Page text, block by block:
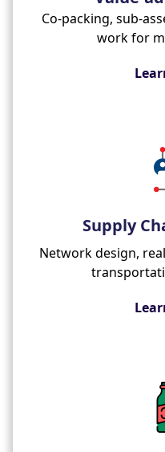
Co-packing, sub-
work for
Supply
Network design,